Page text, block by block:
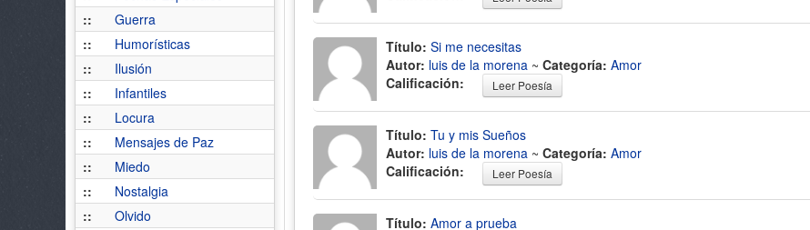
::
Guerra
::
Humorísticas
::
Ilusión
::
Infantiles
::
Locura
::
Mensajes de Paz
::
Miedo
::
Nostalgia
::
Olvido
Título: Si me necesitas
Autor: luis de la morena ~ Categoría: Amor
Calificación:
Leer Poesía
Título: Tu y mis Sueños
Autor: luis de la morena ~ Categoría: Amor
Calificación:
Leer Poesía
Título: Amor a prueba